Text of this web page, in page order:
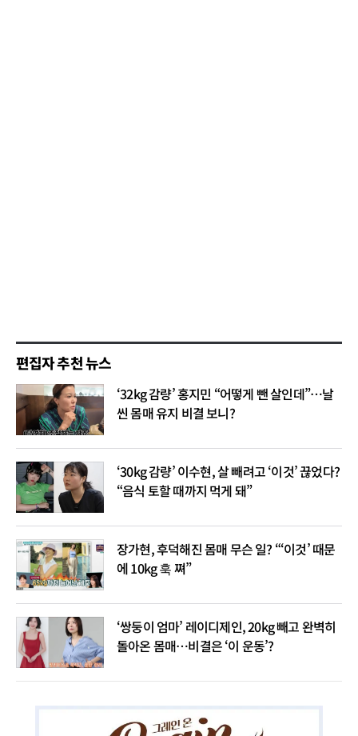
편집자 추천 뉴스
‘32kg 감량’ 홍지민 “어떻게 뺀 살인데”…날
씬 몸매 유지 비결 보니?
‘30kg 감량’ 이수현, 살 빼려고 ‘이것’ 끊었다?
“음식 토할 때까지 먹게 돼”
장가현, 후덕해진 몸매 무슨 일? “‘이것’ 때문
에 10kg 훅 쪄”
‘쌍둥이 엄마’ 레이디제인, 20kg 빼고 완벽히
돌아온 몸매…비결은 ‘이 운동’?